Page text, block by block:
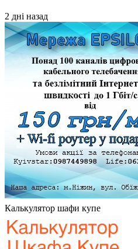
2 дні назад
Калькулятор шафи купе